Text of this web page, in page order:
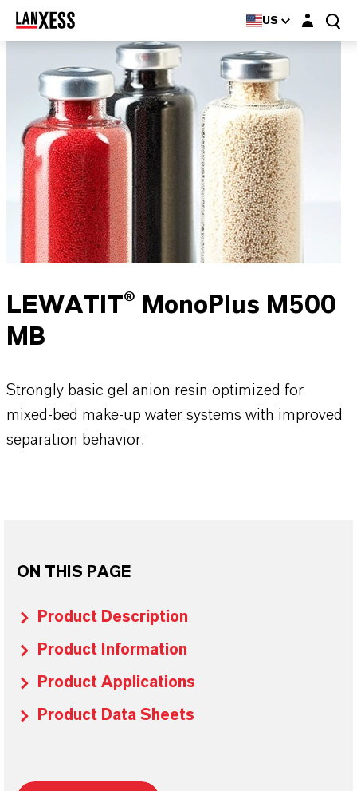
US Login layer
LEWATIT® MonoPlus M500
MB
Strongly basic gel anion resin optimized for
mixed-bed make-up water systems with improved
separation behavior.
ON THIS PAGE
Product Description
Product Information
Product Applications
Product Data Sheets